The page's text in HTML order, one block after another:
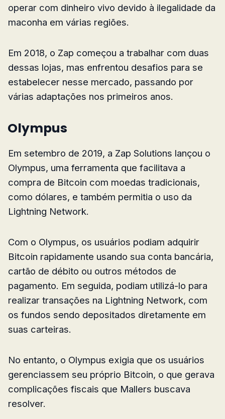
operar com dinheiro vivo devido à ilegalidade da
maconha em várias regiões.
Em 2018, o Zap começou a trabalhar com duas
dessas lojas, mas enfrentou desafios para se
estabelecer nesse mercado, passando por
várias adaptações nos primeiros anos.
Olympus
Em setembro de 2019, a Zap Solutions lançou o
Olympus, uma ferramenta que facilitava a
compra de Bitcoin com moedas tradicionais,
como dólares, e também permitia o uso da
Lightning Network.
Com o Olympus, os usuários podiam adquirir
Bitcoin rapidamente usando sua conta bancária,
cartão de débito ou outros métodos de
pagamento. Em seguida, podiam utilizá-lo para
realizar transações na Lightning Network, com
os fundos sendo depositados diretamente em
suas carteiras.
No entanto, o Olympus exigia que os usuários
gerenciassem seu próprio Bitcoin, o que gerava
complicações fiscais que Mallers buscava
resolver.